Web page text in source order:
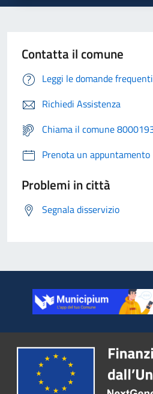
Contatta il comune
Leggi le domande frequenti
Richiedi Assistenza
Chiama il comune
Prenota un appuntamento
Problemi in città
Segnala disservizio